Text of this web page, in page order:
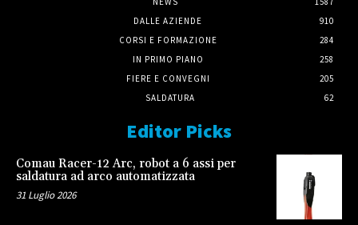
DALLE AZIENDE
910
CORSI E FORMAZIONE
284
IN PRIMO PIANO
258
FIERE E CONVEGNI
205
SALDATURA
62
Editor Picks
Comau Racer-12 Arc, robot a 6 assi per
saldatura ad arco automatizzata
31 Luglio 2026